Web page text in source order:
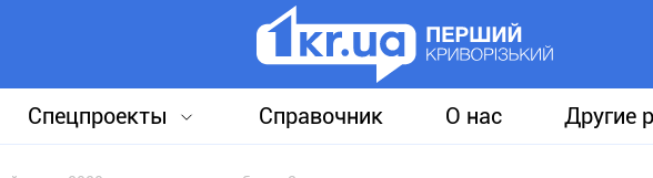
Спецпроекты Справочник О нас Другие